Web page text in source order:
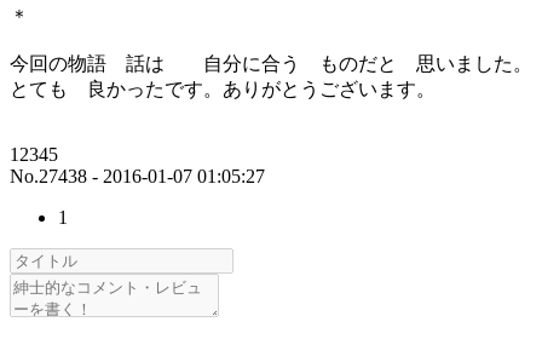
＊
今回の物語 話は 自分に合う ものだと 思いました。
とても 良かったです。ありがとうございます。
12345
No.27438 - 2016-01-07 01:05:27
1